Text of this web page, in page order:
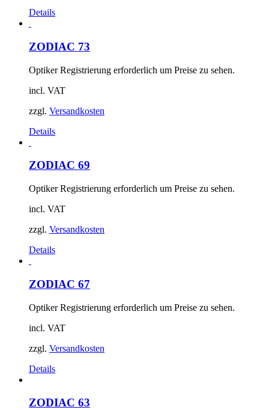
Details
ZODIAC 73
Optiker Registrierung erforderlich um Preise zu sehen.
incl. VAT
zzgl. Versandkosten
Details
ZODIAC 69
Optiker Registrierung erforderlich um Preise zu sehen.
incl. VAT
zzgl. Versandkosten
Details
ZODIAC 67
Optiker Registrierung erforderlich um Preise zu sehen.
incl. VAT
zzgl. Versandkosten
Details
ZODIAC 63